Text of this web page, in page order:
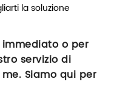
la soluzione
o per
servizio di
Siamo qui per